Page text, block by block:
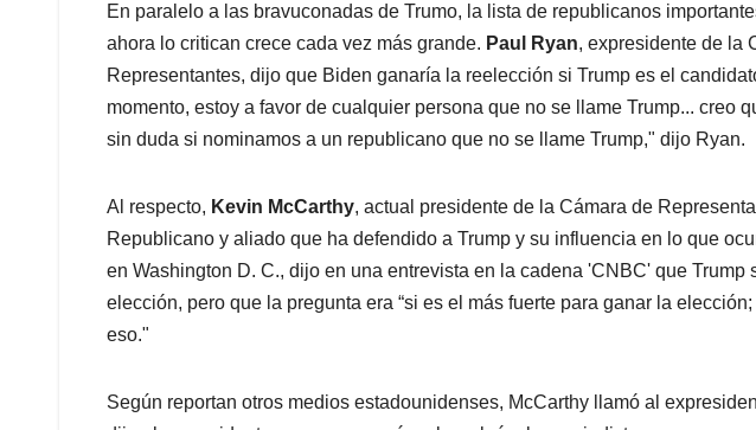
En paralelo a las bravuconadas de Trumo, la lista de republicanos
ahora lo critican crece cada vez más grande. Paul Ryan, expresidente de la
Representantes, dijo que Biden ganaría la reelección si Trump es el
momento, estoy a favor de cualquier persona que no se llame Trump... creo
sin duda si nominamos a un republicano que no se llame Trump," dijo Ryan.
Al respecto, Kevin McCarthy, actual presidente de la Cámara de
Republicano y aliado que ha defendido a Trump y su influencia en lo que
en Washington D. C., dijo en una entrevista en la cadena 'CNBC' que Trump
elección, pero que la pregunta era “si es el más fuerte para ganar la
eso."
Según reportan otros medios estadounidenses, McCarthy llamó al